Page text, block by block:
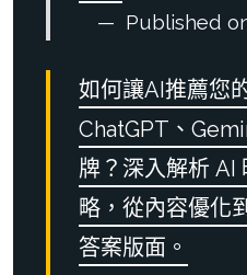
Published
如何讓AI推薦您
ChatGPT、
牌？深入解析 AI
略，從內容優化
答案版面。